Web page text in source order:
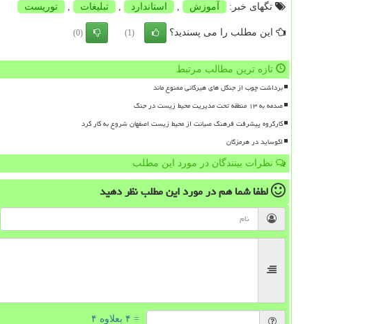
تگهای خبر: آموزش استاندارد تبلیغات توریست
این مطلب را می پسندید؟ (1)
(0)
تازه ترین مطالب مرتبط
برداشت چوب از جنگل های هیرکانی ممنوع ماند
صدمه به ۱۳ منطقه تحت مدیریت محیط زیست در جنگ
کارگروه پیشرفت فرهنگ صیانت از محیط زیست اصفهان شروع به کار کرد
اکوساید در هرمزگان
نظرات بینندگان در مورد این مطلب
لطفا شما همدر مورد این مطلبنظر دهید
= ۴ بعلاوه ۴